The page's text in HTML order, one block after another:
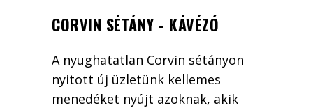
CORVIN SÉTÁNY - KÁVÉZÓ
A nyughatatlan Corvin sétányon
nyitott új üzletünk kellemes
menedéket nyújt azoknak, akik